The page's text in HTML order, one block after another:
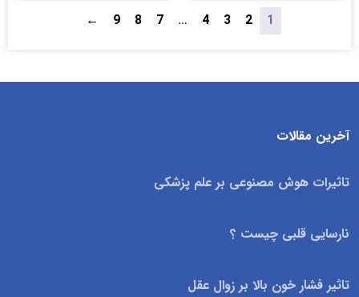
1
2
3
4
…
7
8
9
←
آخرین مقالات
تاثیرات هوش مصنوعی بر علم پزشکی
نارسایی قلبی چیست ؟
تاثیر فشار خون بالا بر زوال عقل